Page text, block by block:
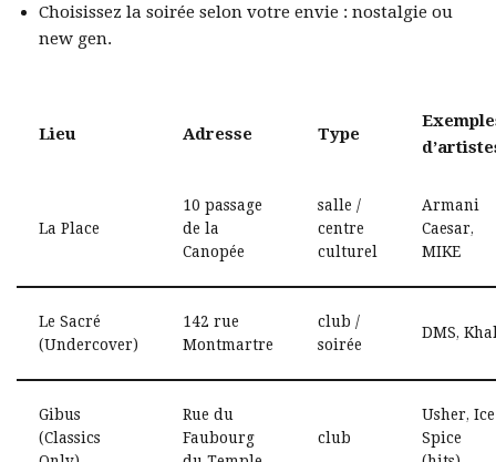
Choisissez la soirée selon votre envie : nostalgie ou
new gen.
Lieu Adresse Type
La Place
10 passage
de la
Canopée
salle /
centre
culturel
Armani
Caesar,
MIKE
Le Sacré
(Undercover)
142 rue
Montmartre
club /
soirée
DMS,
Gibus
(Classics
Rue du
Faubourg
club
Usher, Ice
Spice